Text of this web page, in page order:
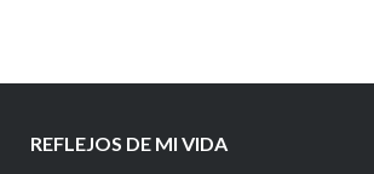
REFLEJOS DE MI VIDA